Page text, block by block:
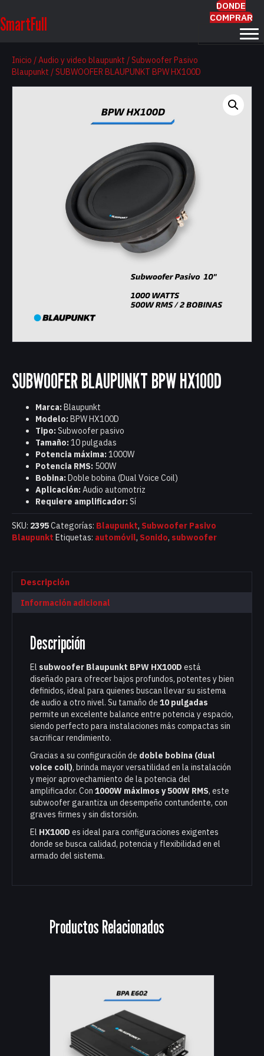
SmartFull
DONDE
COMPRAR
Inicio /Audio y video blaupunkt /Subwoofer Pasivo
Blaupunkt / SUBWOOFER BLAUPUNKT BPW HX100D
SUBWOOFER BLAUPUNKT BPW HX100D
Marca:Blaupunkt
Modelo:BPW HX100D
Tipo:Subwoofer pasivo
Tamaño:10 pulgadas
Potencia máxima:1000W
Potencia RMS: 500W
Bobina:Doble bobina (Dual Voice Coil)
Aplicación:Audio automotriz
Requiere amplificador:Sí
SKU: 2395Categorías: Blaupunkt, Subwoofer Pasivo
Blaupunkt Etiquetas: automóvil, Sonido, subwoofer
Descripción
Información adicional
Descripción
El subwoofer Blaupunkt BPW HX100D está
diseñado para ofrecer bajos profundos, potentes y bien
definidos, ideal para quienes buscan llevar su sistema
de audio a otro nivel. Su tamaño de 10 pulgadas
permite un excelente balance entre potencia y espacio,
siendo perfecto para instalaciones más compactas sin
sacrificar rendimiento.
Gracias a su configuración de doble bobina (dual
voice coil), brinda mayor versatilidad en la instalación
y mejor aprovechamiento de la potencia del
amplificador. Con 1000W máximos y 500W RMS, este
subwoofer garantiza un desempeño contundente, con
graves firmes y sin distorsión.
El HX100D es ideal para configuraciones exigentes
donde se busca calidad, potencia y flexibilidad en el
armado del sistema.
Productos Relacionados